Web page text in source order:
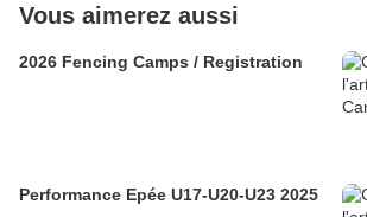
Vous aimerez aussi
2026 Fencing Camps / Registration
Performance Epée U17-U20-U23 2025